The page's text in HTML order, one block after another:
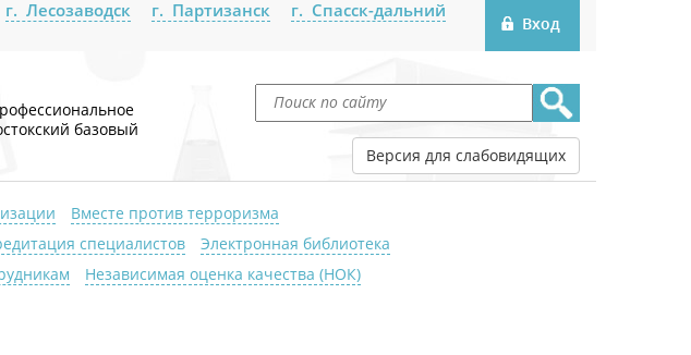
г. Лесозаводск г. Партизанск
г. Спасск-дальний
базовый
Версия для слабовидящих
Вместе против терроризма
специалистов
Электронная библиотека
Независимая оценка качества (НОК)